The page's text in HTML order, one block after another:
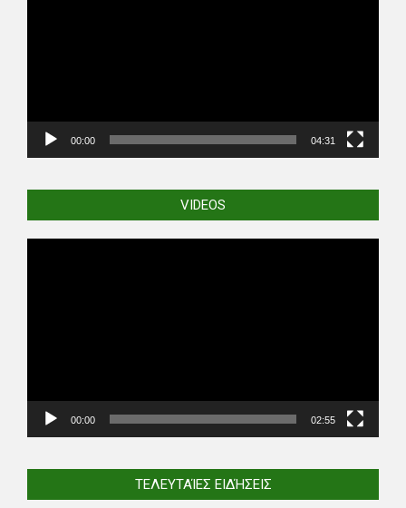
00:00 04:31
VIDEOS
00:00 02:55
ΤΕΛΕΥΤΑΊΕΣ ΕΙΔΉΣΕΙΣ